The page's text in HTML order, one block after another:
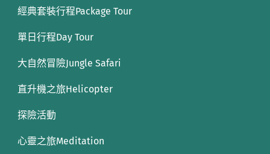
經典套裝行程Package Tour
單日行程Day Tour
大自然冒險Jungle Safari
直升機之旅Helicopter
探險活動
心靈之旅Meditation